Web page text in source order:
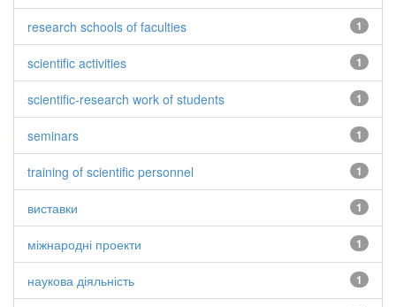
1
research schools of faculties
1
scientific activities
1
scientific-research work of students
1
seminars
1
training of scientific personnel
1
виставки
1
міжнародні проекти
1
наукова діяльність